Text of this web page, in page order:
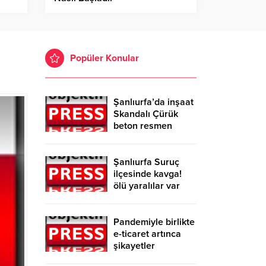
Popüler Konular
Şanlıurfa’da inşaat
Skandalı Çürük
beton resmen
Şanlıurfa Suruç
ilçesinde kavga!
ölü yaralılar var
Pandemiyle birlikte
e-ticaret artınca
şikayetler